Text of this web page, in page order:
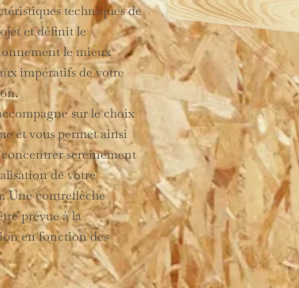
techniques de
et définit le
le mieux
impératifs de votre
sur le choix
et vous permet ainsi
sereinement
de votre
Une contreflèche
prévue à la
en fonction des